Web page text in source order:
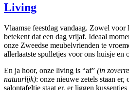
Living
Vlaamse feestdag vandaag. Zowel
betekent dat een dag vrijaf. Ideaal
onze Zweedse meubelvrienden te
allerlaatste spulletjes voor ons huisje en
En ja hoor, onze living is “af” (in
natuurlijk): onze nieuwe zetels staan er,
salontafeltje staat er, er liggen